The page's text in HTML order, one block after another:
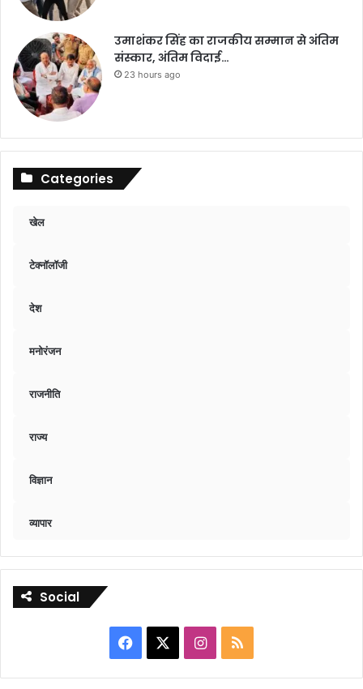
उमाशंकर सिंह का राजकीय सम्मान से अंतिम
संस्कार, अंतिम विदाई…
23 hours ago
Categories
खेल
टेक्नॉलॉजी
देश
मनोरंजन
राजनीति
राज्य
विज्ञान
व्यापार
Social
Facebook Instagram
RSS